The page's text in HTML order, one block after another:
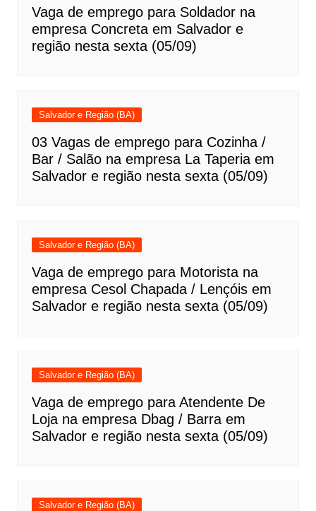
Vaga de emprego para Soldador na
empresa Concreta em Salvador e
região nesta sexta (05/09)
Salvador e Região (BA)
03 Vagas de emprego para Cozinha /
Bar / Salão na empresa La Taperia em
Salvador e região nesta sexta (05/09)
Salvador e Região (BA)
Vaga de emprego para Motorista na
empresa Cesol Chapada / Lençóis em
Salvador e região nesta sexta (05/09)
Salvador e Região (BA)
Vaga de emprego para Atendente De
Loja na empresa Dbag / Barra em
Salvador e região nesta sexta (05/09)
Salvador e Região (BA)